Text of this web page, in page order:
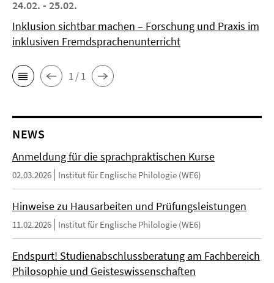
24.02. - 25.02.
Inklusion sichtbar machen – Forschung und Praxis im
inklusiven Fremdsprachenunterricht
1 / 1
NEWS
Anmeldung für die sprachpraktischen Kurse
02.03.2026 Institut für Englische Philologie (WE6)
Hinweise zu Hausarbeiten und Prüfungsleistungen
11.02.2026 Institut für Englische Philologie (WE6)
Endspurt! Studienabschlussberatung am Fachbereich
Philosophie und Geisteswissenschaften